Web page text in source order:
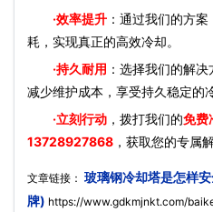
·效率提升 ：通过我们的方
耗，实现真正的高效冷却。
·持久耐用 ：选择我们的解
减少维护成本，享受持久稳定的
·立刻行动 ，拨打我们的免费
13728927868 ，获取您的专属
文章链接： 玻璃钢冷却塔是怎样
牌) https://www.gdkmjnkt.com/